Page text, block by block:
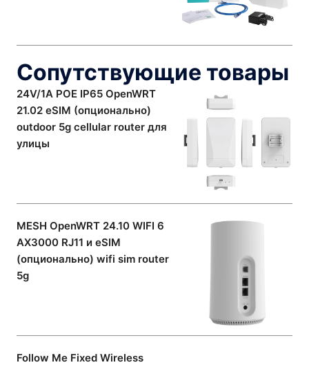
Сопутствующие товары
24V/1A POE IP65 OpenWRT
21.02 eSIM (опционально)
outdoor 5g cellular router для
улицы
MESH OpenWRT 24.10 WIFI 6
AX3000 RJ11 и eSIM
(опционально) wifi sim router
5g
Follow Me Fixed Wireless